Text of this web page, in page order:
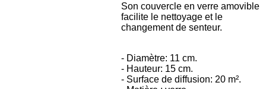
Son couvercle en verre amovible
facilite le nettoyage et le
changement de senteur.
- Diamètre: 11 cm.
- Hauteur: 15 cm.
- Surface de diffusion: 20 m².